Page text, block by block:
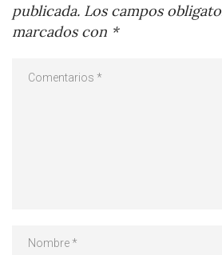
publicada. Los campos
marcados con *